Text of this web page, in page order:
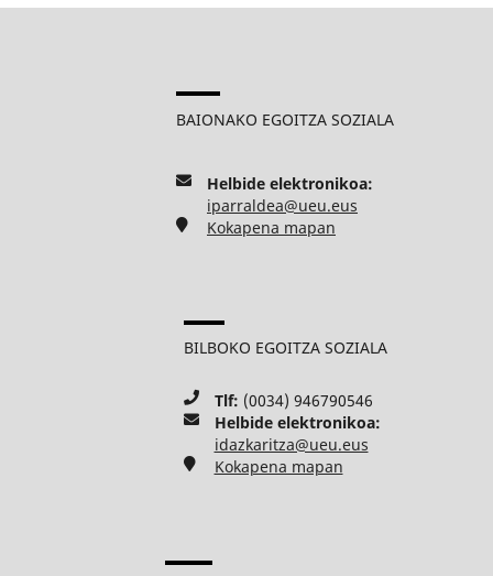
BAIONAKO EGOITZA SOZIALA
Helbide elektronikoa:
iparraldea@ueu.eus
Kokapena mapan
BILBOKO EGOITZA SOZIALA
Tlf: (0034) 946790546
Helbide elektronikoa:
idazkaritza@ueu.eus
Kokapena mapan